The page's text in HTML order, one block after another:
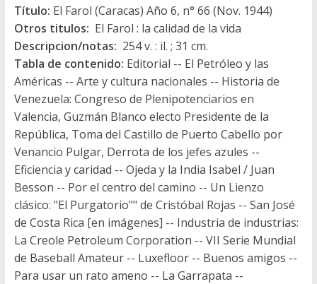
Título: El Farol (Caracas) Año 6, n° 66 (Nov. 1944)
Otros titulos: El Farol : la calidad de la vida
Descripcion/notas: 254 v. : il. ; 31 cm.
Tabla de contenido: Editorial -- El Petróleo y las
Américas -- Arte y cultura nacionales -- Historia de
Venezuela: Congreso de Plenipotenciarios en
Valencia, Guzmán Blanco electo Presidente de la
República, Toma del Castillo de Puerto Cabello por
Venancio Pulgar, Derrota de los jefes azules --
Eficiencia y caridad -- Ojeda y la India Isabel / Juan
Besson -- Por el centro del camino -- Un Lienzo
clásico: "El Purgatorio"" de Cristóbal Rojas -- San José
de Costa Rica [en imágenes] -- Industria de industrias:
La Creole Petroleum Corporation -- VII Serie Mundial
de Baseball Amateur -- Luxefloor -- Buenos amigos --
Para usar un rato ameno -- La Garrapata --